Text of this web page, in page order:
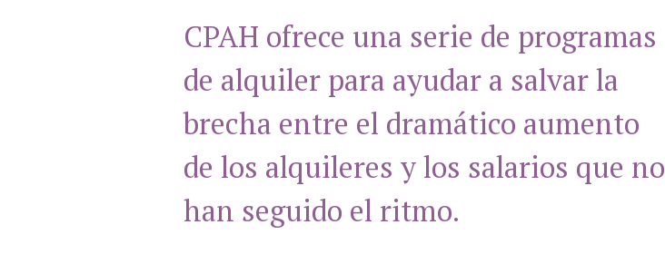
CPAH ofrece una serie de programas
de alquiler para ayudar a salvar la
brecha entre el dramático aumento
de los alquileres y los salarios que no
han seguido el ritmo.